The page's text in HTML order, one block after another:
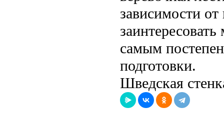
зависимости
самым
подготовки.
Шведская